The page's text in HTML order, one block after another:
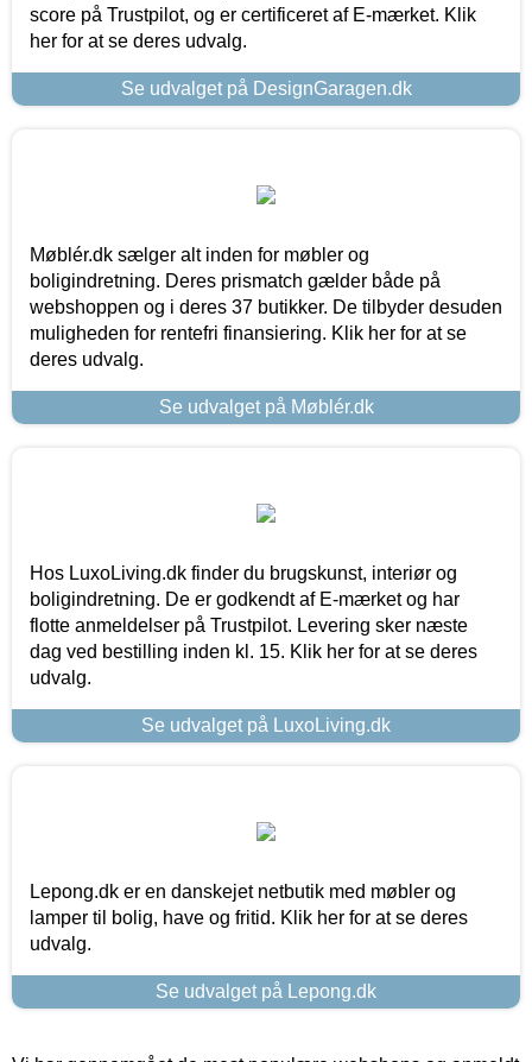
score på Trustpilot, og er certificeret af E-mærket. Klik
her for at se deres udvalg.
Se udvalget på DesignGaragen.dk
Møblér.dk sælger alt inden for møbler og
boligindretning. Deres prismatch gælder både på
webshoppen og i deres 37 butikker. De tilbyder desuden
muligheden for rentefri finansiering. Klik her for at se
deres udvalg.
Se udvalget på Møblér.dk
Hos LuxoLiving.dk finder du brugskunst, interiør og
boligindretning. De er godkendt af E-mærket og har
flotte anmeldelser på Trustpilot. Levering sker næste
dag ved bestilling inden kl. 15. Klik her for at se deres
udvalg.
Se udvalget på LuxoLiving.dk
Lepong.dk er en danskejet netbutik med møbler og
lamper til bolig, have og fritid. Klik her for at se deres
udvalg.
Se udvalget på Lepong.dk